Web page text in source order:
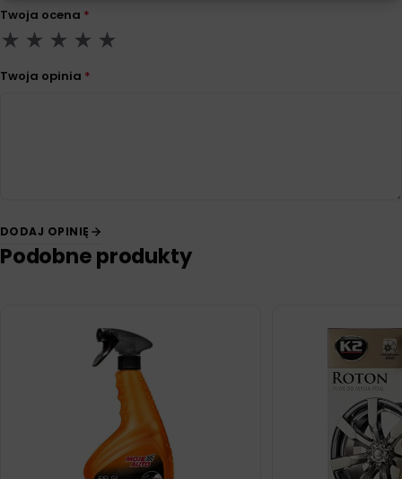
Twoja ocena *
Twoja opinia *
DODAJ OPINIĘ
Podobne produkty